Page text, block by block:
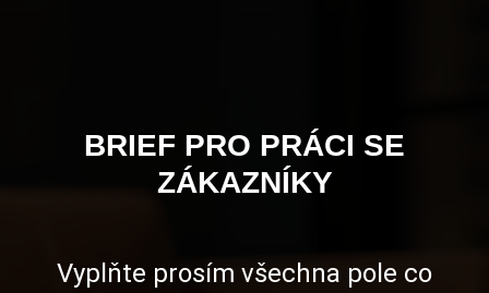
BRIEF PRO PRÁCI SE
ZÁKAZNÍKY
Vyplňte prosím všechna pole co